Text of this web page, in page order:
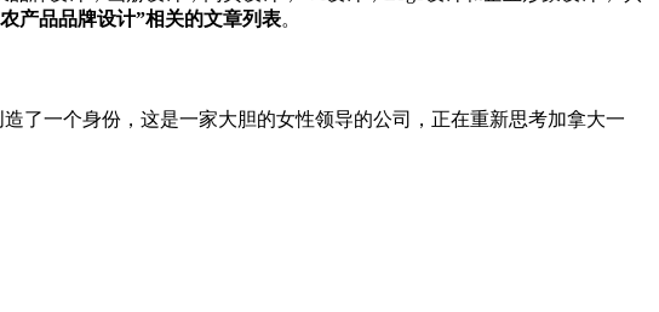
产品品牌设计”相关的文章列表。
了一个身份，这是一家大胆的女性领导的公司，正在重新思考加拿大一